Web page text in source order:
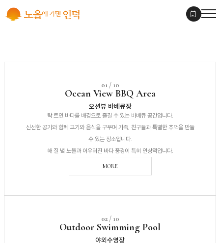
01 / 10
Ocean View BBQ Area
오션뷰 바베큐장
탁 트인 바다를 배경으로 즐길 수 있는 바베큐 공간입니다.
신선한 공기와 함께 고기와 음식을 구우며 가족, 친구들과 특별한 추억을 만들
수 있는 장소입니다.
해 질 녘 노을과 어우러진 바다 풍경이 특히 인상적입니다.
MORE
02 / 10
Outdoor Swimming Pool
야외수영장